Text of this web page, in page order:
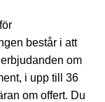
består i att
om
i upp till 36
om offert. Du